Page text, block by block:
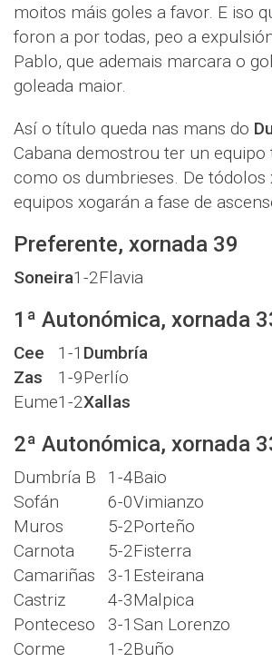
moitos máis goles a favor. E iso
foron a por todas, peo a
Pablo, que ademais marcara o
goleada maior.
Así o título queda nas mans do
Cabana demostrou ter un
como os dumbrieses. De tódolos
equipos xogarán a fase de
Preferente, xornada 39
Soneira1-2Flavia
1ª Autonómica, xornada
Cee 1-1 Dumbría
Zas
1-9Perlío
Eume1-2Xallas
2ª Autonómica, xornada
Dumbría B 1-4Baio
Sofán
6-0Vimianzo
Muros
5-2Porteño
Carnota
5-2Fisterra
Camariñas
3-1 Esteirana
Castriz
4-3Malpica
Ponteceso
3-1 San Lorenzo
Corme
1-2Buño